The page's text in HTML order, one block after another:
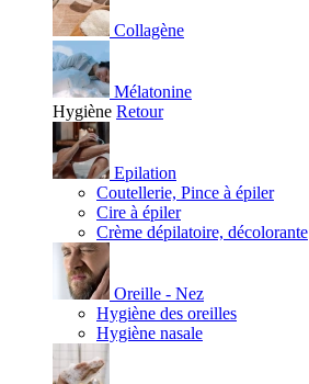
Collagène
Mélatonine
Hygiène Retour
Epilation
Coutellerie, Pince à épiler
Cire à épiler
Crème dépilatoire, décolorante
Oreille - Nez
Hygiène des oreilles
Hygiène nasale